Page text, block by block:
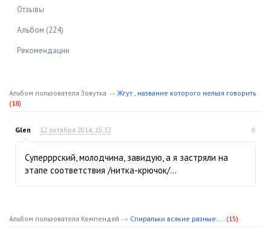
Отзывы
Альбом (224)
Рекомендации
Альбом пользователя Зовутка → Жгут , название которого нельзя говорить
(18)
Glen 12 октября 2014, 15:32 0
Суперррский, молодчина, завидую, а я застряли на
этапе соответствия /нитка-крючок/…
Альбом пользователя Кемпендяй → Спиральки всякие разные.... (15)